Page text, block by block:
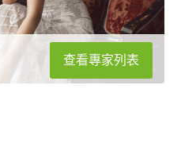
查看專家列表